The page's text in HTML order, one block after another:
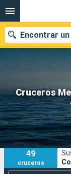
Cruceros
Encontrar
Nuestros
Fecha de
Puertos
49
cruceros